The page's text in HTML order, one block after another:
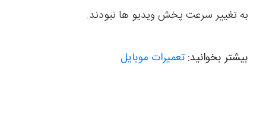
به تغییر سرعت پخش ویدیو ها نبودند.
بیشتر بخوانید: تعمیرات موبایل